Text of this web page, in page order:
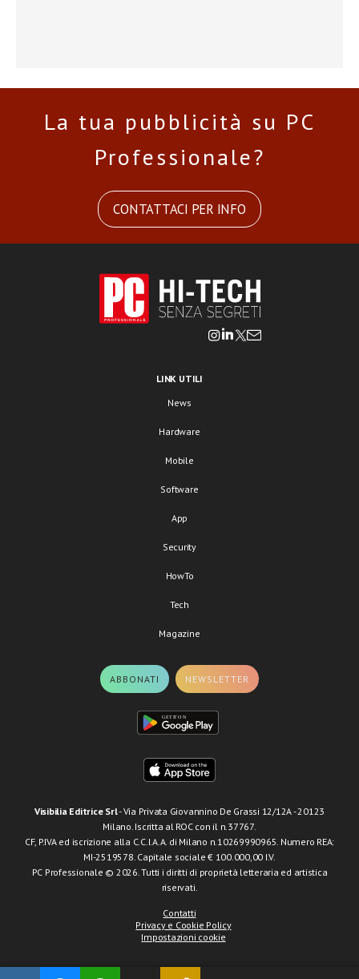
La tua pubblicità su PC
Professionale?
CONTATTACI PER INFO
LINK UTILI
News
Hardware
Mobile
Software
App
Security
HowTo
Tech
Magazine
ABBONATI NEWSLETTER
Visibilia Editrice Srl- Via Privata Giovannino De Grassi 12/12A - 20123
Milano. Iscritta al ROC con il n.37767.
CF, P.IVA ed iscrizione alla C.C.I.A.A. di Milano n.10269990965. Numero REA:
MI-2519578. Capitale sociale € 100.000,00 I.V.
PC Professionale © 2026. Tutti i diritti di proprietà letteraria ed artistica
riservati.
Contatti
Privacy e Cookie Policy
Impostazioni cookie